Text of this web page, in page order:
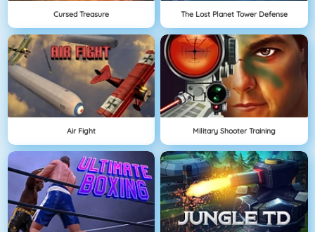
Cursed Treasure The Lost Planet Tower Defense
Air Fight Military Shooter Training